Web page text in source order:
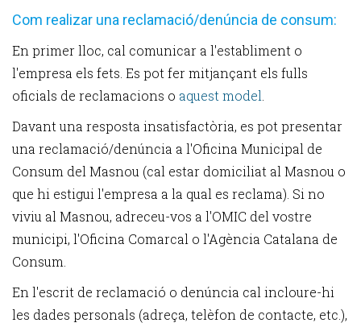
Com realizar una reclamació/denúncia de consum:
En primer lloc, cal comunicar a l'establiment o
l'empresa els fets. Es pot fer mitjançant els fulls
oficials de reclamacions o aquest model
Davant una resposta insatisfactòria, es pot presentar
una reclamació/denúncia a l'Oficina Municipal de
Consum del Masnou (cal estar domiciliat al Masnou o
que hi estigui l'empresa a la qual es reclama). Si no
viviu al Masnou, adreceu-vos a l'OMIC del vostre
municipi, l'Oficina Comarcal o l'Agència Catalana de
Consum.
En l'escrit de reclamació o denúncia cal incloure-hi
les dades personals (adreça, telèfon de contacte, etc.),